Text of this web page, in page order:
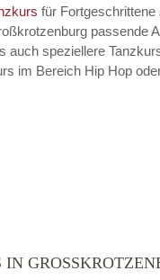
für Fortgeschrittene
passende
auch speziellere
im Bereich Hip Hop